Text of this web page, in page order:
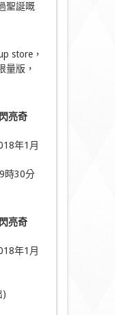
聖誕嘅
store，
量版，
亮奇
年1月
時30分
亮奇
年1月
)